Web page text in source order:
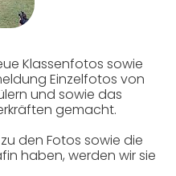
Klassenfotos sowie
Einzelfotos von
und sowie das
gemacht.
den Fotos sowie die
haben, werden wir sie